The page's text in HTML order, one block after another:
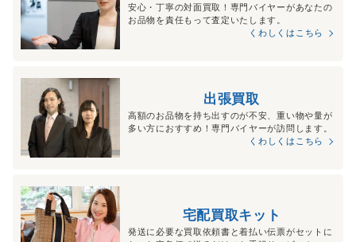
安心・丁寧の対面買取！専門バイヤーがあなたの
お品物を責任もって査定いたします。
くわしくはこちら
出張買取
高額のお品物を持ち出すのが不安、重い物や量が
多い方におすすめ！専門バイヤーが訪問します。
くわしくはこちら
宅配買取キット
発送に必要な買取依頼書と着払い伝票がセットに